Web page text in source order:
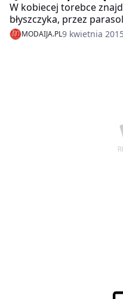
W kobiecej torebce
błyszczyka, przez
zawartość dla mężczyzn
z nas nie chce, by
MODAIJA.PL9 kwietnia